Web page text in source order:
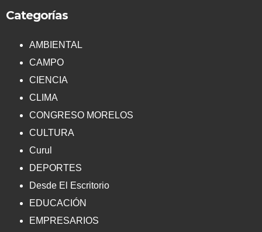
Categorías
AMBIENTAL
CAMPO
CIENCIA
CLIMA
CONGRESO MORELOS
CULTURA
Curul
DEPORTES
Desde El Escritorio
EDUCACIÓN
EMPRESARIOS